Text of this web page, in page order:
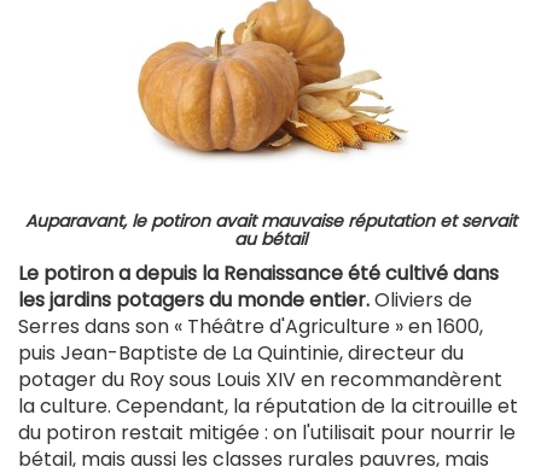
Auparavant, le potiron avait mauvaise réputation et servait
au bétail
Le potiron a depuis la Renaissance été cultivé dans
les jardins potagers du monde entier.Oliviers de
Serres dans son « Théâtre d'Agriculture » en 1600,
puis Jean-Baptiste de La Quintinie, directeur du
potager du Roy sous Louis XIV en recommandèrent
la culture. Cependant, la réputation de la citrouille et
du potiron restait mitigée : on l'utilisait pour nourrir le
bétail, mais aussi les classes rurales pauvres, mais